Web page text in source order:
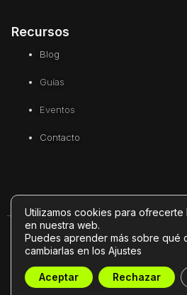
Recursos
Blog
Guías
Eventos
Contacto
© 2026 GuAi Insurtech. Todos los
Guia33 SL
Política de
Utilizamos cookies para ofrecerte
en nuestra web.
Puedes aprender más sobre qué
cambiarlas en los Ajustes
Aceptar Rechazar